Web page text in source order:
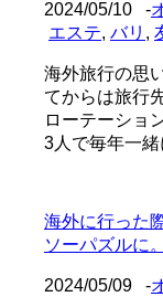
2024/05/10 -
エステ, バリ ,
海外旅行の思
てからは旅行
ローテーショ
3人で毎年一
海外に行った
ソーパズルに。
2024/05/09 -